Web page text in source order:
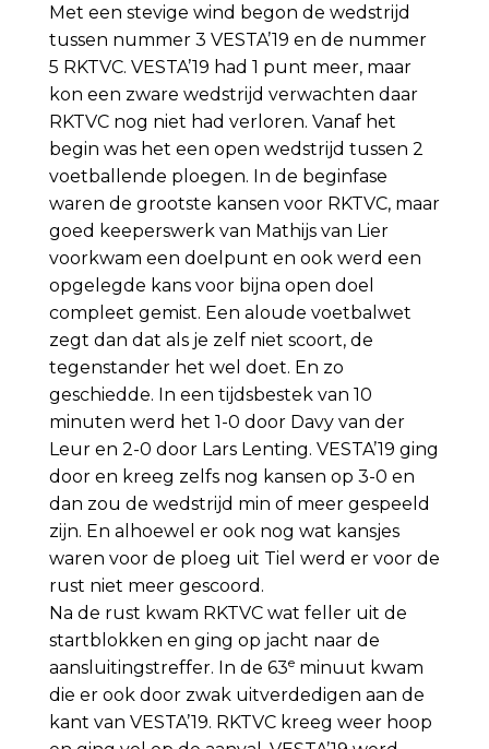
Met een stevige wind begon de wedstrijd
tussen nummer 3 VESTA’19 en de nummer
5 RKTVC. VESTA’19 had 1 punt meer, maar
kon een zware wedstrijd verwachten daar
RKTVC nog niet had verloren. Vanaf het
begin was het een open wedstrijd tussen 2
voetballende ploegen. In de beginfase
waren de grootste kansen voor RKTVC, maar
goed keeperswerk van Mathijs van Lier
voorkwam een doelpunt en ook werd een
opgelegde kans voor bijna open doel
compleet gemist. Een aloude voetbalwet
zegt dan dat als je zelf niet scoort, de
tegenstander het wel doet. En zo
geschiedde. In een tijdsbestek van 10
minuten werd het 1-0 door Davy van der
Leur en 2-0 door Lars Lenting. VESTA’19 ging
door en kreeg zelfs nog kansen op 3-0 en
dan zou de wedstrijd min of meer gespeeld
zijn. En alhoewel er ook nog wat kansjes
waren voor de ploeg uit Tiel werd er voor de
rust niet meer gescoord.
Na de rust kwam RKTVC wat feller uit de
startblokken en ging op jacht naar de
aansluitingstreffer. In de 63eminuut kwam
die er ook door zwak uitverdedigen aan de
kant van VESTA’19. RKTVC kreeg weer hoop